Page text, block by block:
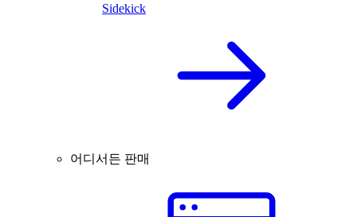
Sidekick
어디서든 판매